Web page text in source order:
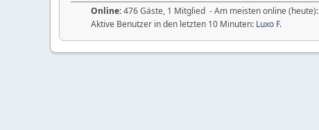
Online:476 Gäste, 1 Mitglied - Am meisten online (heute):
Aktive Benutzer in den letzten 10 Minuten: Luxo F.